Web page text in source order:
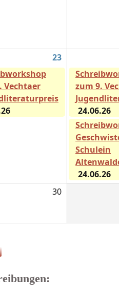
23
Vechtaer
zum 9.
24.06.26
Schulein
24.06.26
30